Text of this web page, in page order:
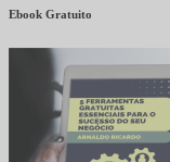
Ebook Gratuito